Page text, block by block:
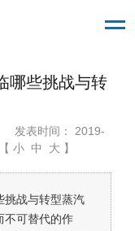
哪些挑战与转
发表时间： 2019-
小 中 大 】
挑战与转型蒸汽
不可替代的作